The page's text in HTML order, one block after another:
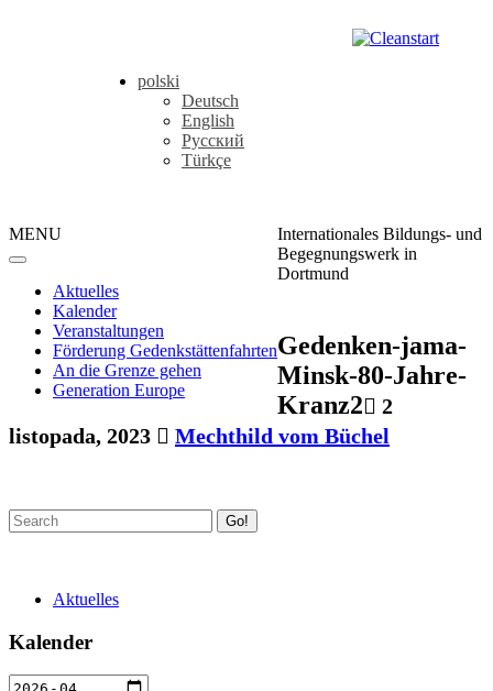
polski
Deutsch
English
Русский
Türkçe
MENU
Aktuelles
Kalender
Veranstaltungen
Förderung Gedenkstättenfahrten
An die Grenze gehen
Generation Europe
Internationales Bildungs- und
Begegnungswerk in
Dortmund
Gedenken-jama-
Minsk-80-Jahre-
Kranz2
2
listopada, 2023
Mechthild vom Büchel
Go!
Aktuelles
Kalender